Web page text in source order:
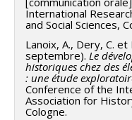
International
and Social Sciences,
Lanoix, A., Dery, C.
septembre). Le
historiques chez des
: une étude
Conference of the
Association for
Cologne.